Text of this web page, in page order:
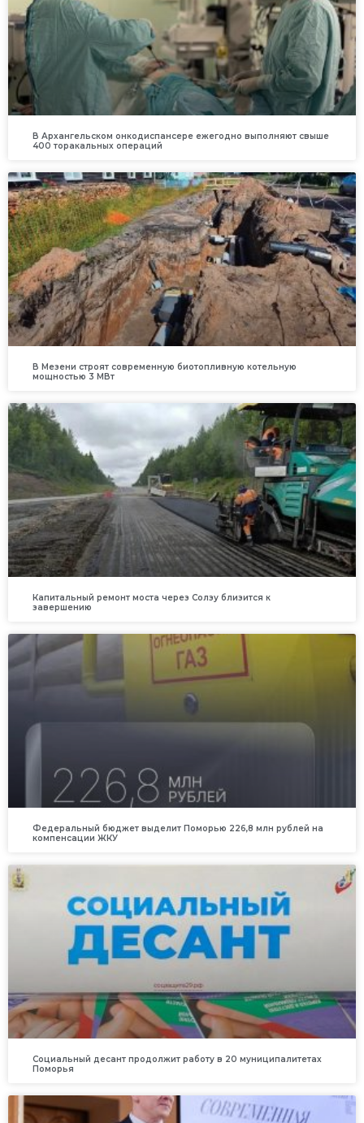
В Архангельском онкодиспансере ежегодно выполняют свыше
400 торакальных операций
В Мезени строят современную биотопливную котельную
мощностью 3 МВт
Капитальный ремонт моста через Солзу близится к
завершению
Федеральный бюджет выделит Поморью 226,8 млн рублей на
компенсации ЖКУ
Социальный десант продолжит работу в 20 муниципалитетах
Поморья